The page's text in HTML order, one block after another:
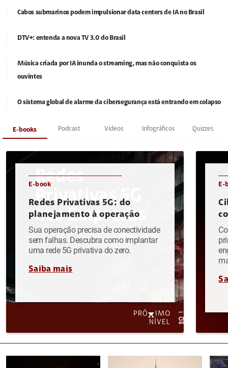
Cabos submarinos podem impulsionar data centers de IA no Brasil
DTV+: entenda a nova TV 3.0 do Brasil
Música criada por IA inunda o streaming, mas não conquista os
ouvintes
O sistema global de alarme da cibersegurança está entrando em colapso
E-books Podcast Vídeos Infográficos Quizzes
E-book
Redes Privativas 5G: do
planejamento à operação
Sua operação precisa de conectividade
sem falhas. Descubra como implantar
uma rede 5G privativa do zero.
Saiba mais
E-